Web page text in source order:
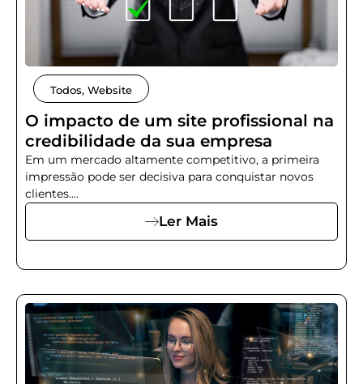
Todos, Website
O impacto de um site profissional na
credibilidade da sua empresa
Em um mercado altamente competitivo, a primeira
impressão pode ser decisiva para conquistar novos
clientes....
Ler Mais